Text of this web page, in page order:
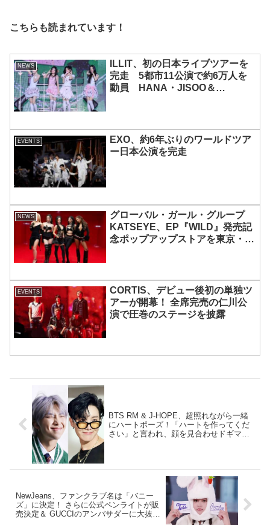
こちらも読まれています！
NEWS
ILLIT、初の日本ライブツアーを
完走 5都市11公演で約6万人を
動員 HANA・JISOO＆
EVENTS
EXO、約6年ぶりのワールドツア
ー日本公演を完走
NEWS
グローバル・ガール・グループ
KATSEYE、EP『WILD』発売記
念ポップアップストアを東京・原
EVENTS
CORTIS、デビュー後初の単独ツ
アーが開幕！ 全席完売の仁川公
演で圧巻のステージを披露
BTS RM & J-HOPE、超照れながら一緒
にハートポーズ！「ハートを作ってくだ
さい」と言われ、顔を見合わせドギマ
NewJeans、ファンクラブ名は「バニー
ズ」に決定！ さらに公式ペンライトが販
売決定＆ GUCCIのアンバサダーに大抜